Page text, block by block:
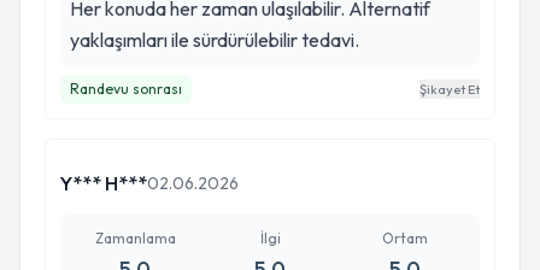
Her konuda her zaman ulaşılabilir. Alternatif
yaklaşımları ile sürdürülebilir tedavi.
Randevu sonrası Şikayet Et
Y*** H***02.06.2026
Zamanlama İlgi Ortam